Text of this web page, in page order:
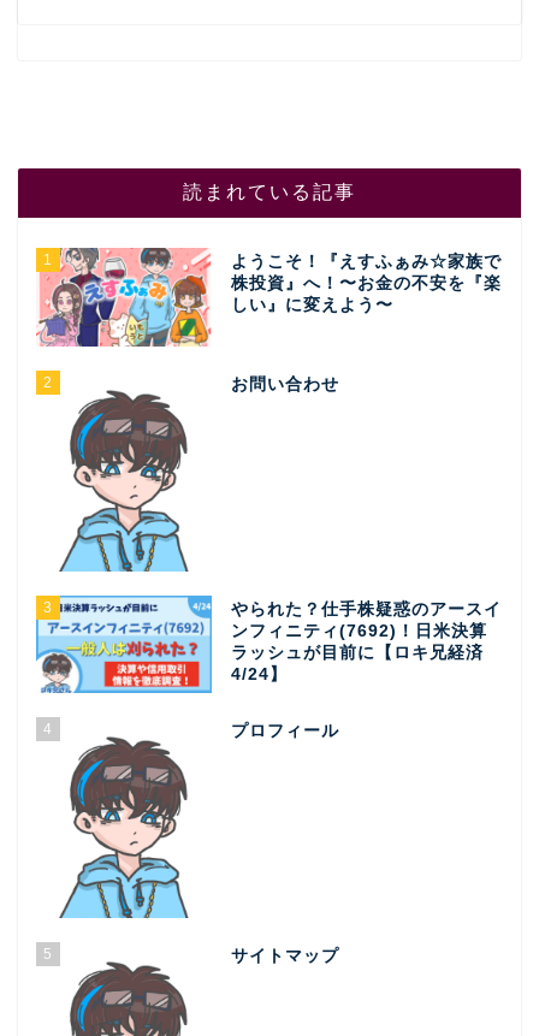
読まれている記事
1
ようこそ！『えすふぁみ☆家族で
株投資』へ！〜お金の不安を『楽
しい』に変えよう〜
2 お問い合わせ
3
やられた？仕手株疑惑のアースイ
ンフィニティ(7692)！日米決算
ラッシュが目前に【ロキ兄経済
4/24】
4 プロフィール
5 サイトマップ